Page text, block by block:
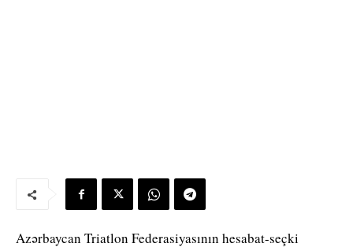
Azərbaycan Triatlon Federasiyasının hesabat-seçki